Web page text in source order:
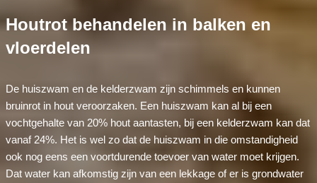
Houtrot behandelen in balken en
vloerdelen
De huiszwam en de kelderzwam zijn schimmels en kunnen
bruinrot in hout veroorzaken. Een huiszwam kan al bij een
vochtgehalte van 20% hout aantasten, bij een kelderzwam kan dat
vanaf 24%. Het is wel zo dat de huiszwam in die omstandigheid
ook nog eens een voortdurende toevoer van water moet krijgen.
Dat water kan afkomstig zijn van een lekkage of er is grondwater